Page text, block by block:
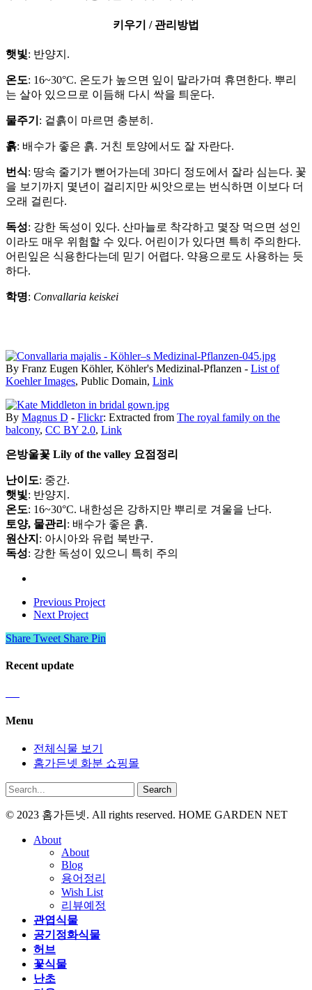
키우기 / 관리방법
햇빛: 반양지.
온도: 16~30°C. 온도가 높으면 잎이 말라가며 휴면한다. 뿌리
는 살아 있으므로 이듬해 다시 싹을 틔운다.
물주기 : 겉흙이 마르면 충분히.
흙: 배수가 좋은 흙. 거친 토양에서도 잘 자란다.
번식: 땅속 줄기가 뻗어가는데 3마디 정도에서 잘라 심는다. 꽃
을 보기까지 몇년이 걸리지만 씨앗으로는 번식하면 이보다 더
오래 걸린다.
독성: 강한 독성이 있다. 산마늘로 착각하고 몇장 먹으면 성인
이라도 매우 위험할 수 있다. 어린이가 있다면 특히 주의한다.
어린잎은 식용한다는데 믿기 어렵다. 약용으로도 사용하는 듯
하다.
학명: Convallaria keiskei
By Franz Eugen Köhler, Köhler's Medizinal-Pflanzen - List of
Koehler Images, Public Domain, Link
By Magnus D - Flickr: Extracted from The royal family on the
balcony, CC BY 2.0, Link
은방울꽃 Lily of the valley 요점정리
난이도: 중간.
햇빛: 반양지.
온도: 16~30°C. 내한성은 강하지만 뿌리로 겨울을 난다.
토양, 물관리 : 배수가 좋은 흙.
원산지 : 아시아와 유럽 북반구.
독성: 강한 독성이 있으니 특히 주의
Previous Project
Next Project
Share Tweet Share Pin
Recent update
Menu
전체식물 보기
홈가든넷 화분 쇼핑몰
Search
© 2023 홈가든넷. All rights reserved. HOME GARDEN NET
About
About
Blog
용어정리
Wish List
리뷰예정
관엽식물
공기정화식물
허브
꽃식물
난초